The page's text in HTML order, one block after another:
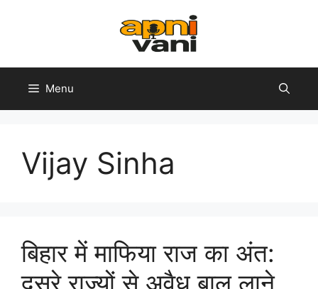
Menu
Vijay Sinha
बिहार में माफिया राज का अंत:
दूसरे राज्यों से अवैध बालू लाने